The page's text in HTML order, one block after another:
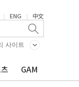
| ENG | 中文
사이트
GAM